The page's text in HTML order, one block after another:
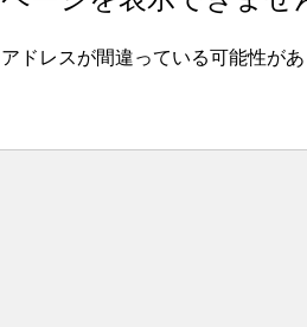
アドレスが間違っている可能性が